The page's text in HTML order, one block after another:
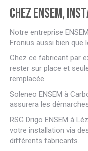
Chez ENSEM,
Notre entreprise
Fronius aussi bien que
Chez ce fabricant par
rester sur place et
remplacée.
Soleneo ENSEM à
assurera les
RSG Drigo ENSEM à
votre installation via
différents fabricants.